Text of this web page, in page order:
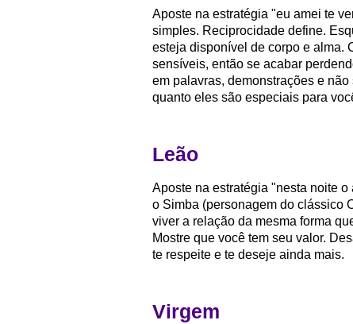
Aposte na estratégia "eu amei te
simples. Reciprocidade define.
esteja disponível de corpo e alma.
sensíveis, então se acabar
em palavras, demonstrações e
quanto eles são especiais para
Leão
Aposte na estratégia "nesta noite
o Simba (personagem do clássico
viver a relação da mesma forma
Mostre que você tem seu valor.
te respeite e te deseje ainda mais.
Virgem